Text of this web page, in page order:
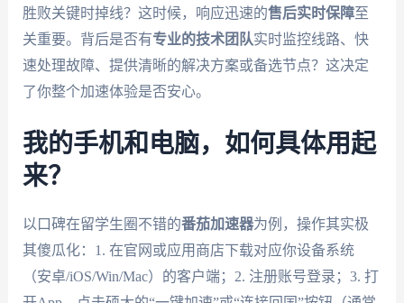
胜败关键时掉线？这时候，响应迅速的售后实时保障至
关重要。背后是否有专业的技术团队实时监控线路、快
速处理故障、提供清晰的解决方案或备选节点？这决定
了你整个加速体验是否安心。
我的手机和电脑，如何具体用起
来？
以口碑在留学生圈不错的番茄加速器为例，操作其实极
其傻瓜化：1. 在官网或应用商店下载对应你设备系统
（安卓/iOS/Win/Mac）的客户端；2. 注册账号登录；3. 打